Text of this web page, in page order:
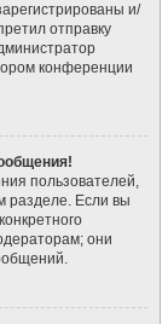
и/
отправку
конференции
пользователей,
разделе. Если вы
они